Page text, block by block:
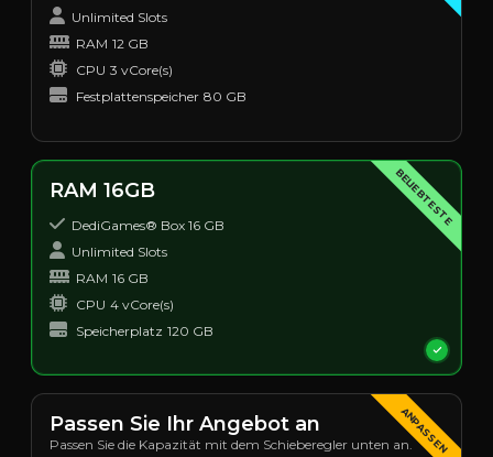
Unlimited Slots
RAM 12 GB
CPU 3 vCore(s)
Festplattenspeicher 80 GB
BELIEBTESTE
RAM 16GB
DediGames® Box 16 GB
Unlimited Slots
RAM 16 GB
CPU 4 vCore(s)
Speicherplatz 120 GB
ANPASSEN
Passen Sie Ihr Angebot an
Passen Sie die Kapazität mit dem Schieberegler unten an.